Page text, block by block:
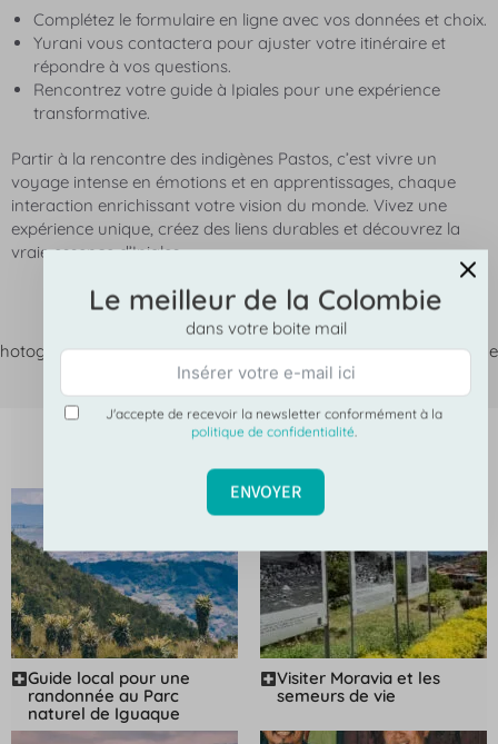
Complétez le formulaire en ligne avec vos données et choix.
Yurani vous contactera pour ajuster votre itinéraire et
répondre à vos questions.
Rencontrez votre guide à Ipiales pour une expérience
transformative.
Partir à la rencontre des indigènes Pastos, c’est vivre un
voyage intense en émotions et en apprentissages, chaque
interaction enrichissant votre vision du monde. Vivez une
expérience unique, créez des liens durables et découvrez la
vraie essence d’Ipiales.
de cette page : ©Samuel Bourille— Mon voyage
Colombie. Tous droits réservés.
Ces articles pourraient vous intéresser
Guide local pour une
randonnée au Parc
naturel de Iguaque
Visiter Moravia et les
semeurs de vie
Le meilleur de la Colombie
dans votre boite mail
J'accepte de recevoir la newsletter conformément à la
politique de confidentialité.
ENVOYER